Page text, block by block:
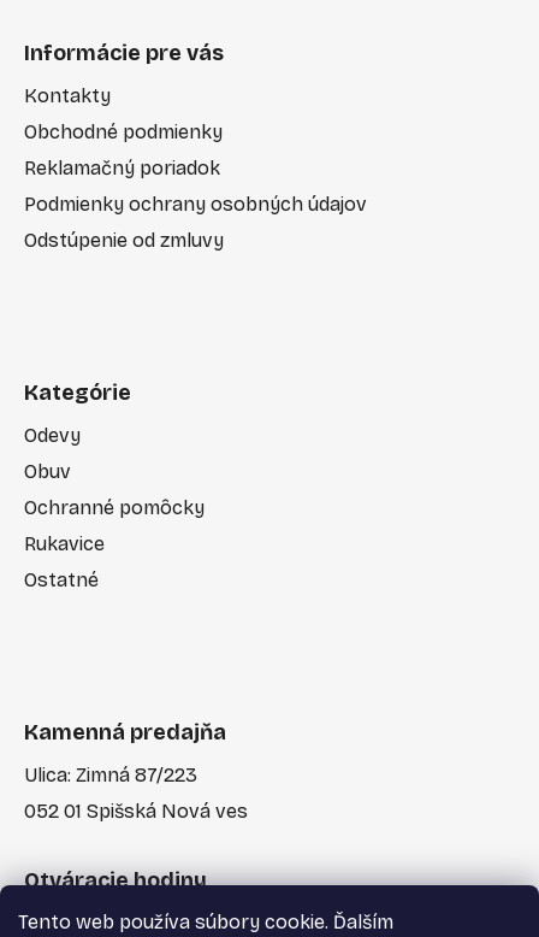
Tento web používa súbory cookie. Ďalším
Informácie pre vás
Kontakty
Obchodné podmienky
Reklamačný poriadok
Podmienky ochrany osobných údajov
Odstúpenie od zmluvy
Kategórie
Odevy
Obuv
Ochranné pomôcky
Rukavice
Ostatné
Kamenná predajňa
Ulica: Zimná 87/223
052 01 Spišská Nová ves
Otváracie hodiny
Po-Pia: 7:30 - 17:00